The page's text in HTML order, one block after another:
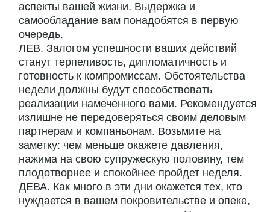
аспекты вашей жизни. Выдержка и
самообладание вам понадобятся в первую
очередь.
ЛЕВ. Залогом успешности ваших действий
станут терпеливость, дипломатичность и
готовность к компромиссам. Обстоятельства
недели должны будут способствовать
реализации намеченного вами. Рекомендуется
излишне не передоверяться своим деловым
партнерам и компаньонам. Возьмите на
заметку: чем меньше окажете давления,
нажима на свою супружескую половину, тем
плодотворнее и спокойнее пройдет неделя.
ДЕВА. Как много в эти дни окажется тех, кто
нуждается в вашем покровительстве и опеке,